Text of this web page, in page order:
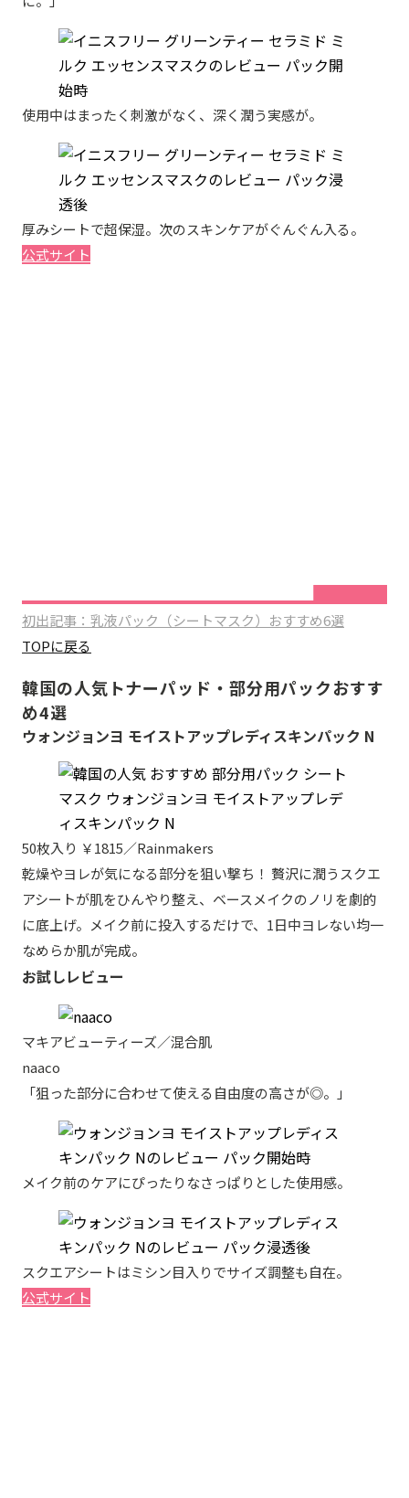
使用中はまったく刺激がなく、深く潤う実感が。
厚みシートで超保湿。次のスキンケアがぐんぐん入る。
公式サイト
初出記事：乳液パック（シートマスク）おすすめ6選
TOPに戻る
韓国の人気トナーパッド・部分用パックおすす
め4選
ウォンジョンヨ モイストアップレディスキンパック N
50枚入り ￥1815／Rainmakers
乾燥やヨレが気になる部分を狙い撃ち！ 贅沢に潤うスクエ
アシートが肌をひんやり整え、ベースメイクのノリを劇的
に底上げ。メイク前に投入するだけで、1日中ヨレない均一
なめらか肌が完成。
お試しレビュー
マキアビューティーズ／混合肌
naaco
「狙った部分に合わせて使える自由度の高さが◎。」
メイク前のケアにぴったりなさっぱりとした使用感。
スクエアシートはミシン目入りでサイズ調整も自在。
公式サイト